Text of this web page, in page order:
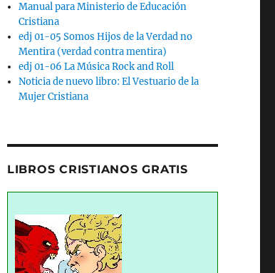
Manual para Ministerio de Educación
Cristiana
edj 01-05 Somos Hijos de la Verdad no
Mentira (verdad contra mentira)
edj 01-06 La Música Rock and Roll
Noticia de nuevo libro: El Vestuario de la
Mujer Cristiana
LIBROS CRISTIANOS GRATIS